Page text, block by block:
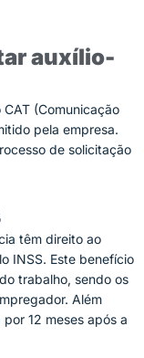
auxílio-
(Comunicação
pela empresa.
de solicitação
têm direito ao
INSS. Este benefício
trabalho, sendo os
Além
12 meses após a